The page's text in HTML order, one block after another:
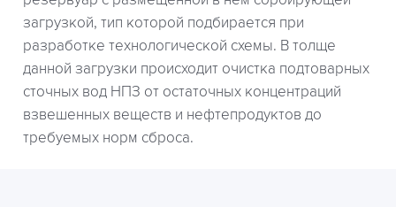
загрузкой, тип которой подбирается при
разработке технологической схемы. В толще
данной загрузки происходит очистка подтоварных
сточных вод НПЗ от остаточных концентраций
взвешенных веществ и нефтепродуктов до
требуемых норм сброса.